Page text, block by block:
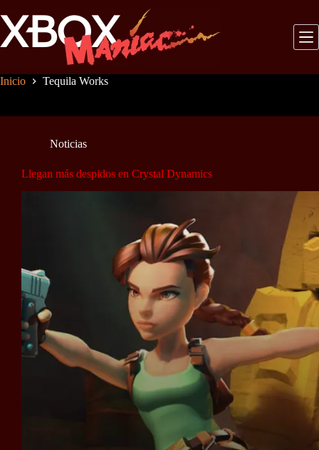
al
contenido
Inicio Tequila Works
Noticias
Llegan más despidos en Crystal Dynamics